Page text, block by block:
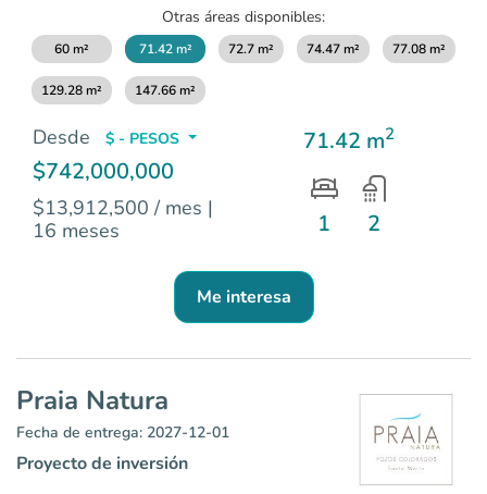
Otras áreas disponibles:
60 m² 71.42 m² 72.7 m² 74.47 m² 77.08 m²
129.28 m² 147.66 m²
Desde $ - PESOS
$742,000,000
$13,912,500 / mes |
16 meses
71.42 m2
1 2
Me interesa
Praia Natura
Fecha de entrega: 2027-12-01
Proyecto de inversión